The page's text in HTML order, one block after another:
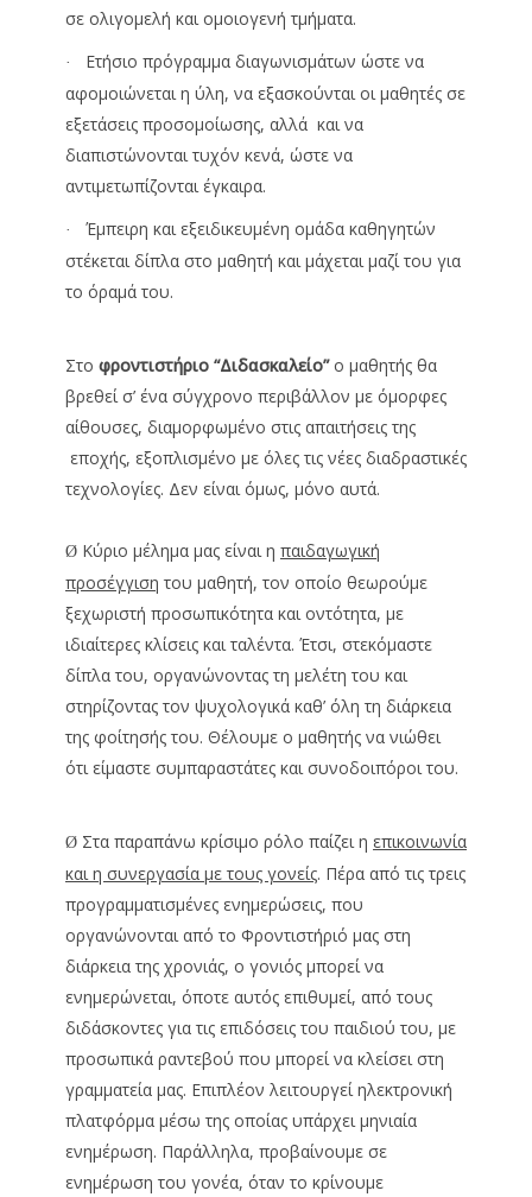
σε ολιγομελή και ομοιογενή τμήματα.
·
Ετήσιο πρόγραμμα διαγωνισμάτων ώστε να
αφομοιώνεται η ύλη, να εξασκούνται οι μαθητές σε
εξετάσεις προσομοίωσης, αλλά και να
διαπιστώνονται τυχόν κενά, ώστε να
αντιμετωπίζονται έγκαιρα.
·
Έμπειρη και εξειδικευμένη ομάδα καθηγητών
στέκεται δίπλα στο μαθητή και μάχεται μαζί του για
το όραμά του.
Στο φροντιστήριο “Διδασκαλείo”ο μαθητής θα
βρεθεί σ’ ένα σύγχρονο περιβάλλον με όμορφες
αίθουσες, διαμορφωμένο στις απαιτήσεις της
εποχής, εξοπλισμένο με όλες τις νέες διαδραστικές
τεχνολογίες. Δεν είναι όμως, μόνο αυτά.
Ø Κύριο μέλημα μας είναι η παιδαγωγική
προσέγγιση του μαθητή, τον οποίο θεωρούμε
ξεχωριστή προσωπικότητα και οντότητα, με
ιδιαίτερες κλίσεις και ταλέντα. Έτσι, στεκόμαστε
δίπλα του, οργανώνοντας τη μελέτη του και
στηρίζοντας τον ψυχολογικά καθ’ όλη τη διάρκεια
της φοίτησής του. Θέλουμε ο μαθητής να νιώθει
ότι είμαστε συμπαραστάτες και συνοδοιπόροι του.
Ø Στα παραπάνω κρίσιμο ρόλο παίζει η επικοινωνία
και η συνεργασία με τους γονείς. Πέρα από τις τρεις
προγραμματισμένες ενημερώσεις, που
οργανώνονται από το Φροντιστήριό μας στη
διάρκεια της χρονιάς, ο γονιός μπορεί να
ενημερώνεται, όποτε αυτός επιθυμεί, από τους
διδάσκοντες για τις επιδόσεις του παιδιού του, με
προσωπικά ραντεβού που μπορεί να κλείσει στη
γραμματεία μας. Επιπλέον λειτουργεί ηλεκτρονική
πλατφόρμα μέσω της οποίας υπάρχει μηνιαία
ενημέρωση. Παράλληλα, προβαίνουμε σε
ενημέρωση του γονέα, όταν το κρίνουμε